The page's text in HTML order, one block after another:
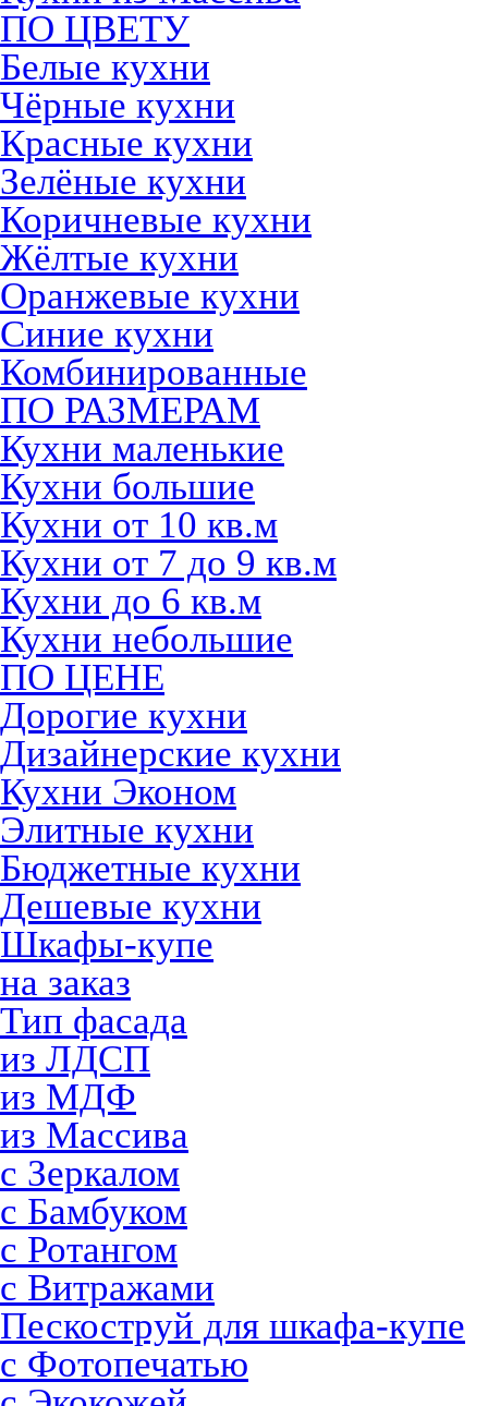
ПО ЦВЕТУ
Белые кухни
Чёрные кухни
Красные кухни
Зелёные кухни
Коричневые кухни
Жёлтые кухни
Оранжевые кухни
Синие кухни
Комбинированные
ПО РАЗМЕРАМ
Кухни маленькие
Кухни большие
Кухни от 10 кв.м
Кухни от 7 до 9 кв.м
Кухни до 6 кв.м
Кухни небольшие
ПО ЦЕНЕ
Дорогие кухни
Дизайнерские кухни
Кухни Эконом
Элитные кухни
Бюджетные кухни
Дешевые кухни
Шкафы-купе
на заказ
Тип фасада
из ЛДСП
из МДФ
из Массива
с Зеркалом
с Бамбуком
с Ротангом
с Витражами
Пескоструй для шкафа-купе
с Фотопечатью